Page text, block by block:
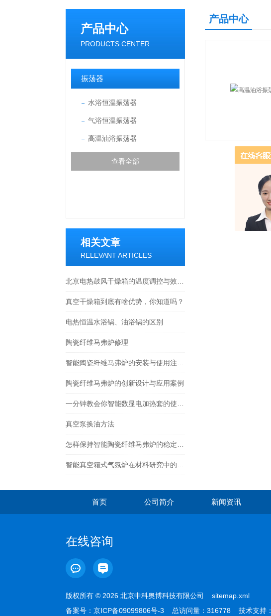
产品中心
PRODUCTS CENTER
振荡器
水浴恒温振荡器
气浴恒温振荡器
高温油浴振荡器
查看全部
相关文章
RELEVANT ARTICLES
真空干燥箱到底有啥优势，你知道吗？
电热恒温水浴锅、油浴锅的区别
陶瓷纤维马弗炉修理
陶瓷纤维马弗炉的创新设计与应用案例
真空泵换油方法
产品中心
首页 公司简介 新闻资讯
在线咨询
版权所有 © 2026 北京中科奥博科技有限公司 sitemap.xml
备案号： 京ICP备09099806号-3 总访问量：316778 技术支持：